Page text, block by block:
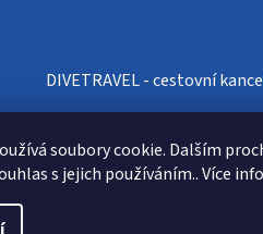
soubory cookie. Dalším
s jejich používáním.. Více
DIVETRAVEL - cestovní